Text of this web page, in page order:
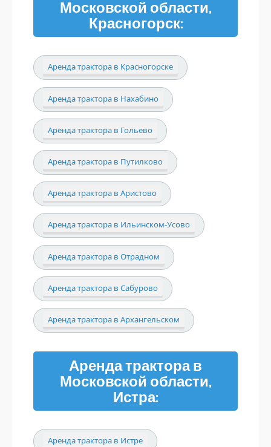
Московской области,
Красногорск:
Аренда трактора в Красногорске
Аренда трактора в Нахабино
Аренда трактора в Гольево
Аренда трактора в Путилково
Аренда трактора в Аристово
Аренда трактора в Ильинском-Усово
Аренда трактора в Отрадном
Аренда трактора в Сабурово
Аренда трактора в Архангельском
Аренда трактора в
Московской области,
Истра:
Аренда трактора в Истре